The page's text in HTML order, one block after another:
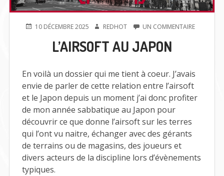
PUBLIÉ10 DÉCEMBRE 2025 AUTEUR
REDHOT UN COMMENTAIRESUR
L’AIRSOFT AU JAPON
En voilà un dossier qui me tient à coeur. J’avais
envie de parler de cette relation entre l’airsoft
et le Japon depuis un moment j’ai donc profiter
de mon année sabbatique au Japon pour
découvrir ce que donne l’airsoft sur les terres
qui l’ont vu naitre, échanger avec des gérants
de terrains ou de magasins, des joueurs et
divers acteurs de la discipline lors d’évènements
typiques.